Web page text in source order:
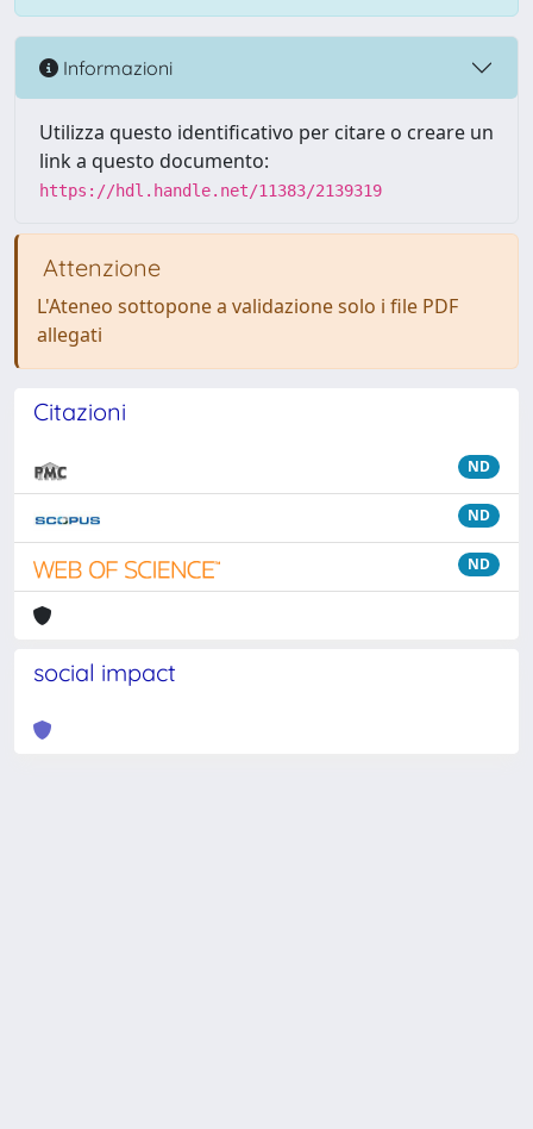
Informazioni
Utilizza questo identificativo per citare o creare un
link a questo documento:
https://hdl.handle.net/11383/2139319
Attenzione
L'Ateneo sottopone a validazione solo i file PDF
allegati
Citazioni
ND
ND
ND
social impact